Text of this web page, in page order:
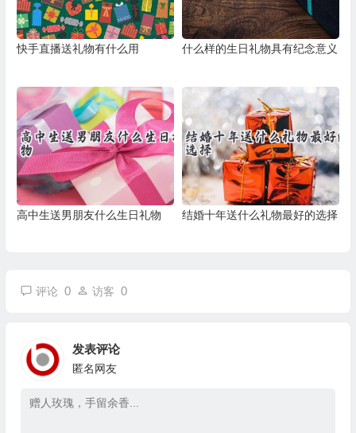
快手直播送礼物有什么用 什么样的生日礼物具有纪念意义
高中生送男朋友什么生日礼物 结婚十年送什么礼物最好的选择
评论 0 访客 0
发表评论
匿名网友